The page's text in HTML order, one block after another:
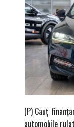
(P) Cauți
automobile